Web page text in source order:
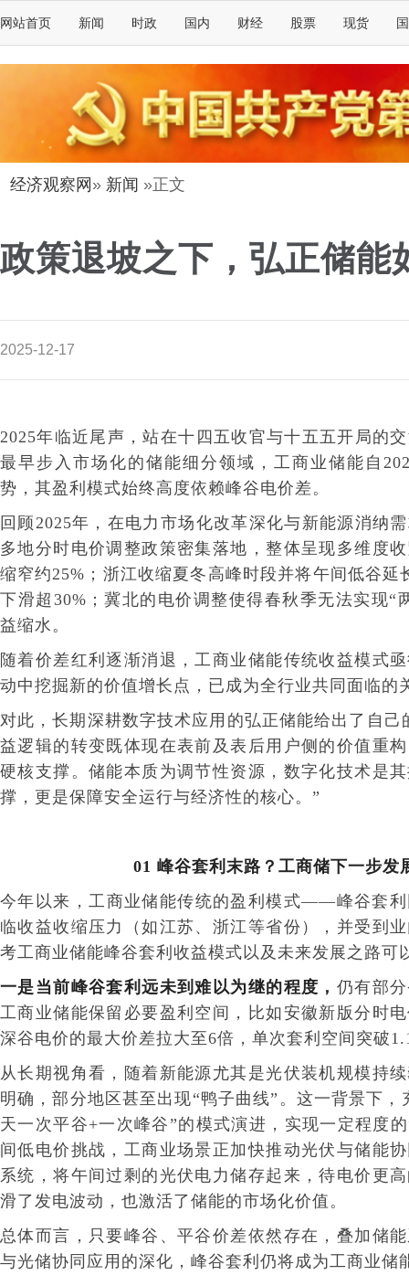
网站首页 新闻 时政 国内 财经 股票 现货
经济观察网 » 新闻 »正文
政策退坡之下，弘正储能
2025-12-17
2025年临近尾声，站在十四五收官与十五五开局的
最早步入市场化的储能细分领域，工商业储能自
势，其盈利模式始终高度依赖峰谷电价差。
回顾2025年，在电力市场化改革深化与新能源消纳
多地分时电价调整政策密集落地，整体呈现多维度
缩窄约25%；浙江收缩夏冬高峰时段并将午间低谷延
下滑超30%；冀北的电价调整使得春秋季无法实现“
益缩水。
随着价差红利逐渐消退，工商业储能传统收益模式
动中挖掘新的价值增长点，已成为全行业共同面临的
对此，长期深耕数字技术应用的弘正储能给出了自己
益逻辑的转变既体现在表前及表后用户侧的价值重
硬核支撑。储能本质为调节性资源，数字化技术是
撑，更是保障安全运行与经济性的核心。”
01 峰谷套利末路？ 工商储下一步发
今年以来，工商业储能传统的盈利模式——峰谷套
临收益收缩压力（如江苏、浙江等省份），并受到
考工商业储能峰谷套利收益模式以及未来发展之路可
一是当前峰谷套利远未到难以为继的程度 ， 仍有部
工商业储能保留必要盈利空间，比如安徽新版分时
深谷电价的最大价差拉大至6倍，单次套利空间突破
从长期视角看，随着新能源尤其是光伏装机规模持
明确，部分地区甚至出现“鸭子曲线”。这一背景下，
天一次平谷+一次峰谷”的模式演进，实现一定程度
间低电价挑战，工商业场景正加快推动光伏与储能
系统，将午间过剩的光伏电力储存起来，待电价更
滑了发电波动，也激活了储能的市场化价值。
总体而言，只要峰谷、平谷价差依然存在，叠加储
与光储协同应用的深化，峰谷套利仍将成为工商业储